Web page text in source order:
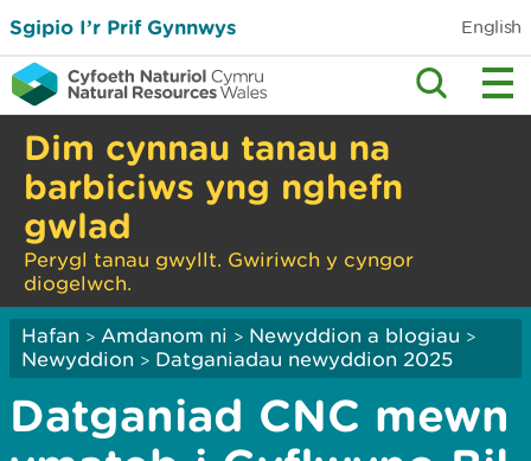
Sgipio I’r Prif Gynnwys English
Dim cynnau tanau na
barbiciws yng nghefn
gwlad
Perygl tanau gwyllt. Gwiriwch y cyngor
diogelwch.
Hafan > Amdanom ni > Newyddion a blogiau >
Newyddion > Datganiadau newyddion 2025
Datganiad CNC mewn